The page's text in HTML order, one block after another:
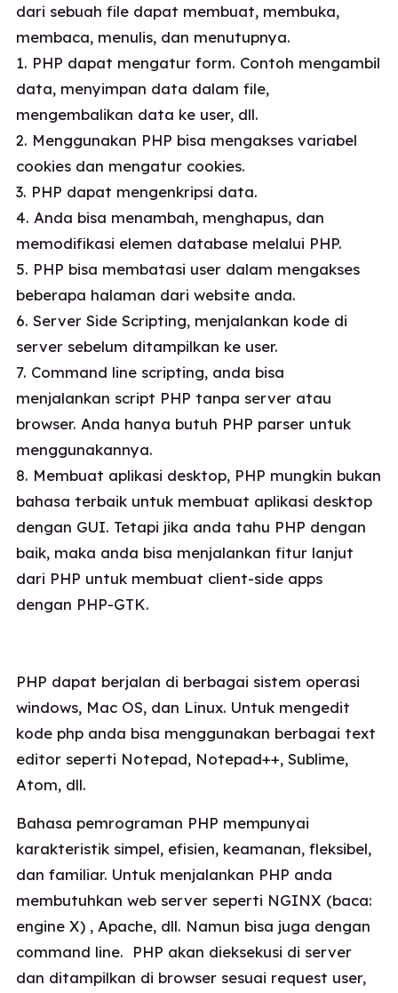
dari sebuah file dapat membuat, membuka,
membaca, menulis, dan menutupnya.
1. PHP dapat mengatur form. Contoh mengambil
data, menyimpan data dalam file,
mengembalikan data ke user, dll.
2. Menggunakan PHP bisa mengakses variabel
cookies dan mengatur cookies.
3. PHP dapat mengenkripsi data.
4. Anda bisa menambah, menghapus, dan
memodifikasi elemen database melalui PHP.
5. PHP bisa membatasi user dalam mengakses
beberapa halaman dari website anda.
6. Server Side Scripting, menjalankan kode di
server sebelum ditampilkan ke user.
7. Command line scripting, anda bisa
menjalankan script PHP tanpa server atau
browser. Anda hanya butuh PHP parser untuk
menggunakannya.
8. Membuat aplikasi desktop, PHP mungkin bukan
bahasa terbaik untuk membuat aplikasi desktop
dengan GUI. Tetapi jika anda tahu PHP dengan
baik, maka anda bisa menjalankan fitur lanjut
dari PHP untuk membuat client-side apps
dengan PHP-GTK.
PHP dapat berjalan di berbagai sistem operasi
windows, Mac OS, dan Linux. Untuk mengedit
kode php anda bisa menggunakan berbagai text
editor seperti Notepad, Notepad++, Sublime,
Atom, dll.
Bahasa pemrograman PHP mempunyai
karakteristik simpel, efisien, keamanan, fleksibel,
dan familiar. Untuk menjalankan PHP anda
membutuhkan web server seperti NGINX (baca:
engine X) , Apache, dll. Namun bisa juga dengan
command line. PHP akan dieksekusi di server
dan ditampilkan di browser sesuai request user,